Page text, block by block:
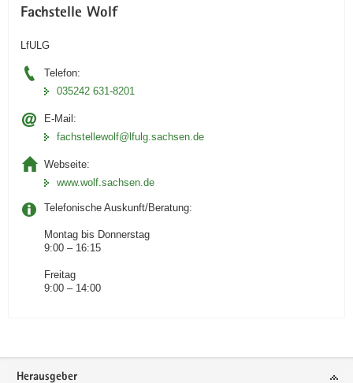
Fachstelle Wolf
LfULG
Telefon:
035242 631-8201
E-Mail:
fachstellewolf@lfulg.sachsen.de
Webseite:
www.wolf.sachsen.de
Telefonische Auskunft/Beratung:
Montag bis Donnerstag
9:00 – 16:15
Freitag
9:00 – 14:00
Footer-
Herausgeber